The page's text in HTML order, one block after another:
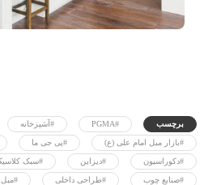
برچسب #PGMA #آشپزخانه
#بازار مبل امام علی (ع) #پی جی ما
#دکوراسیون #دیزاین #سبک
#صنایع چوب #طراحی داخلی #مبل